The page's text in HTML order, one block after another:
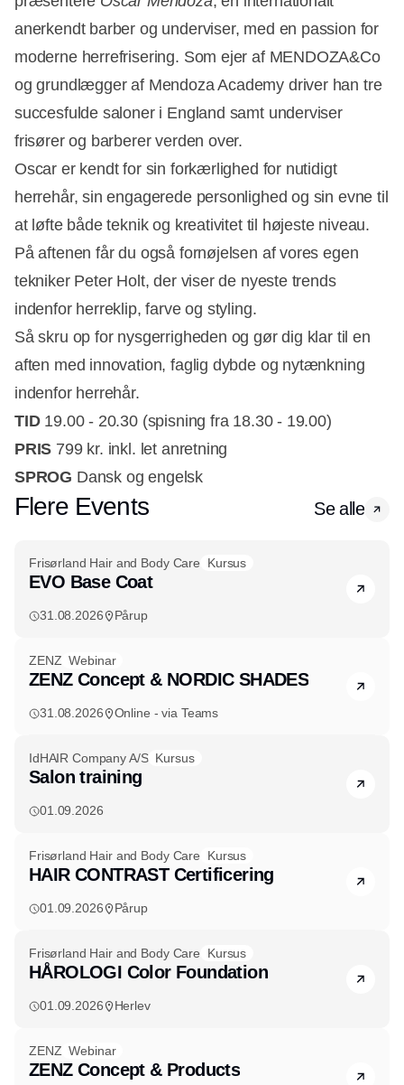
anerkendt barber og underviser, med en passion for
moderne herrefrisering. Som ejer af MENDOZA&Co
og grundlægger af Mendoza Academy driver han tre
succesfulde saloner i England samt underviser
frisører og barberer verden over.
Oscar er kendt for sin forkærlighed for nutidigt
herrehår, sin engagerede personlighed og sin evne til
at løfte både teknik og kreativitet til højeste niveau.
På aftenen får du også fornøjelsen af vores egen
tekniker Peter Holt, der viser de nyeste trends
indenfor herreklip, farve og styling.
Så skru op for nysgerrigheden og gør dig klar til en
aften med innovation, faglig dybde og nytænkning
indenfor herrehår.
TID19.00 - 20.30 (spisning fra 18.30 - 19.00)
PRIS 799 kr. inkl. let anretning
SPROG Dansk og engelsk
Flere Events Se alle
Frisørland Hair and Body Care Kursus
EVO Base Coat
31.08.2026 Pårup
ZENZ Webinar
ZENZ Concept & NORDIC SHADES
31.08.2026 Online - via Teams
IdHAIR Company A/S Kursus
Salon training
01.09.2026
Frisørland Hair and Body Care Kursus
HAIR CONTRAST Certificering
01.09.2026 Pårup
Frisørland Hair and Body Care Kursus
HÅROLOGI Color Foundation
01.09.2026 Herlev
ZENZ Webinar
ZENZ Concept & Products